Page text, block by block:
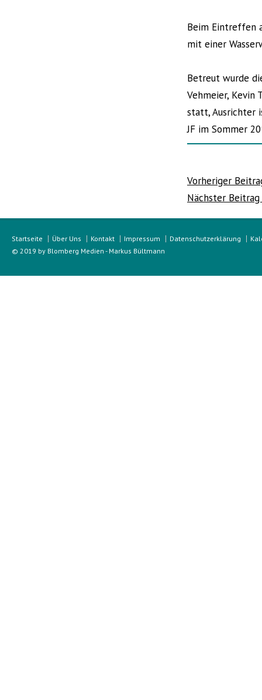
Beim Eintreffen
mit einer
Betreut wurde
Vehmeier, Kevin
statt, Ausrichter
JF im Sommer
Vorheriger
Nächster Beitrag
Startseite Über Uns Kontakt Impressum Datenschutzerklärung
© 2019 by Blomberg Medien - Markus Bültmann